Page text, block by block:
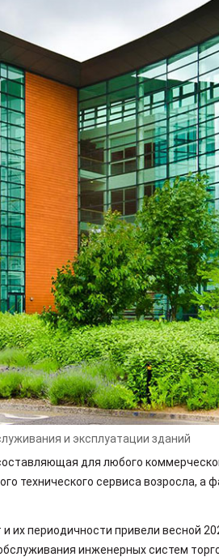
и эксплуатации зданий
для любого
технического сервиса возросла, а
периодичности привели весной
инженерных систем